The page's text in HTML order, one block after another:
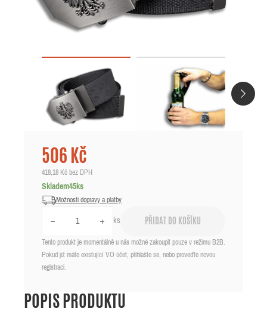
506 Kč
418,18 Kč bez DPH
Skladem45ks
Možnosti dopravy a platby
ks PŘIDAT DO KOŠÍKU
Tento produkt je momentálně u nás možné zakoupit pouze v režimu B2B.
Pokud již máte existující VO účet, přihlašte se, nebo proveďte novou
registraci.
POPIS PRODUKTU